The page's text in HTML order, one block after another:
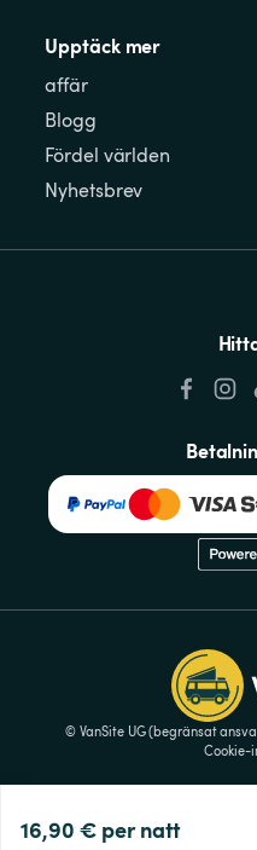
16,90 € per natt
Upptäck mer
affär
Blogg
Fördel världen
Nyhetsbrev
© VanSite UG (begränsat
Cookie-